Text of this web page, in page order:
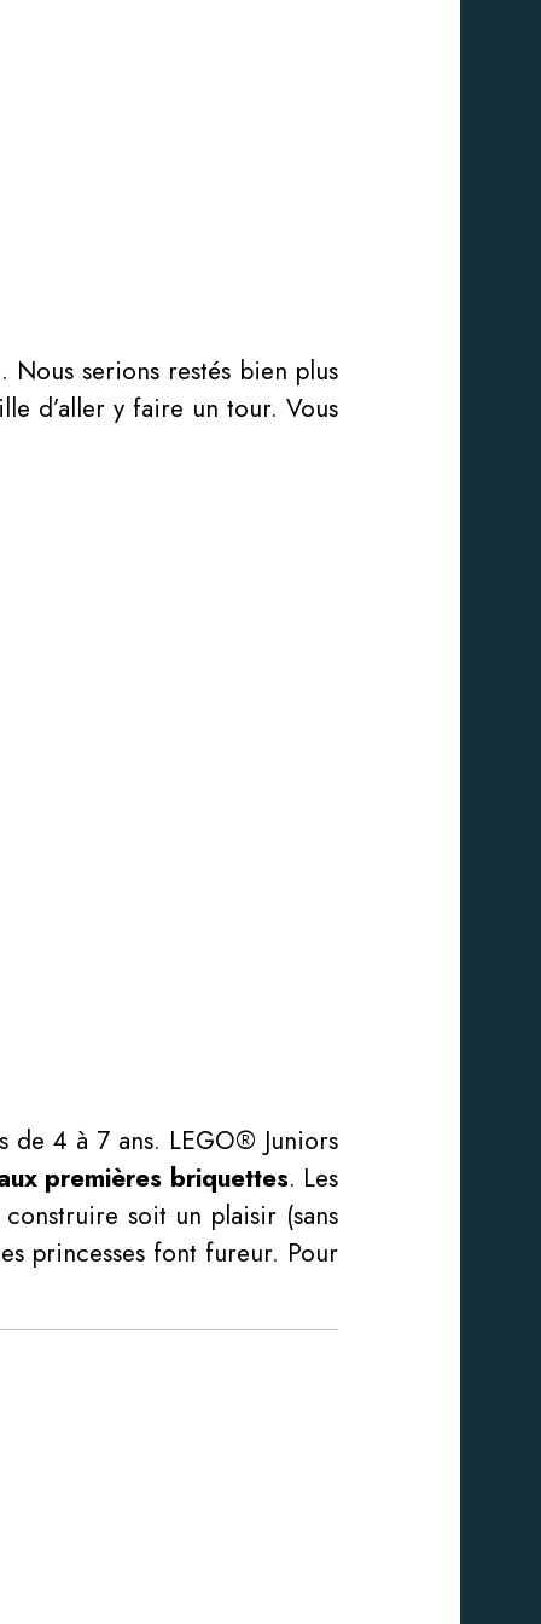
Nous serions restés bien plus
d’aller y faire un tour. Vous
de 4 à 7 ans. LEGO® Juniors
premières briquettes. Les
soit un plaisir (sans
princesses font fureur. Pour